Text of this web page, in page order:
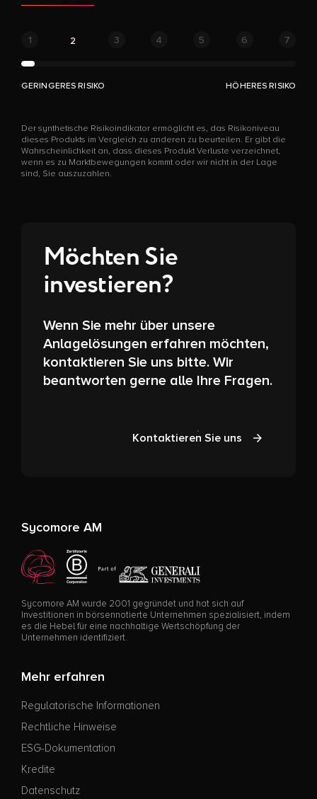
1 2 3 4 5 6 7
GERINGERES RISIKO HÖHERES RISIKO
Der synthetische Risikoindikator ermöglicht es, das Risikoniveau
dieses Produkts im Vergleich zu anderen zu beurteilen. Er gibt die
Wahrscheinlichkeit an, dass dieses Produkt Verluste verzeichnet,
wenn es zu Marktbewegungen kommt oder wir nicht in der Lage
sind, Sie auszuzahlen.
Möchten Sie
investieren?
Wenn Sie mehr über unsere
Anlagelösungen erfahren möchten,
kontaktieren Sie uns bitte. Wir
beantworten gerne alle Ihre Fragen.
Kontaktieren Sie uns
Sycomore AM
Sycomore AM wurde 2001 gegründet und hat sich auf
Investitionen in börsennotierte Unternehmen spezialisiert, indem
es die Hebel für eine nachhaltige Wertschöpfung der
Unternehmen identifiziert.
Mehr erfahren
Regulatorische Informationen
Rechtliche Hinweise
ESG-Dokumentation
Kredite
Datenschutz